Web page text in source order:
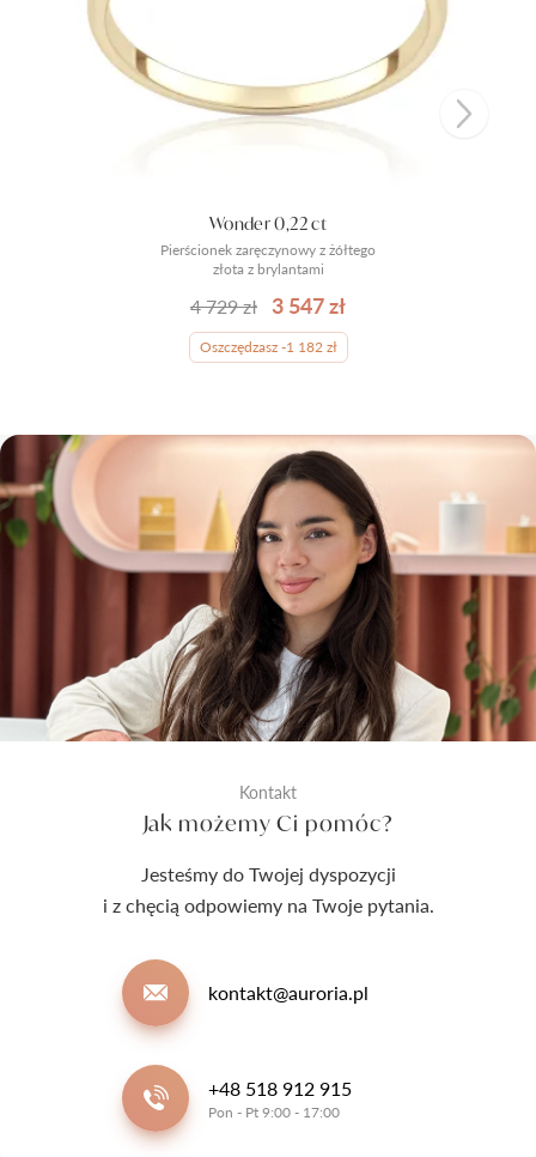
Pierścionek zaręczynowy z żółtego
złota z brylantami
Wonder 0,22 ct
4 729 zł 3 547 zł
Oszczędzasz -1 182 zł
Kontakt
Jak możemy Ci pomóc?
Jesteśmy do Twojej dyspozycji
i z chęcią odpowiemy na Twoje pytania.
kontakt@auroria.pl
+48 518 912 915
Pon - Pt 9:00 - 17:00